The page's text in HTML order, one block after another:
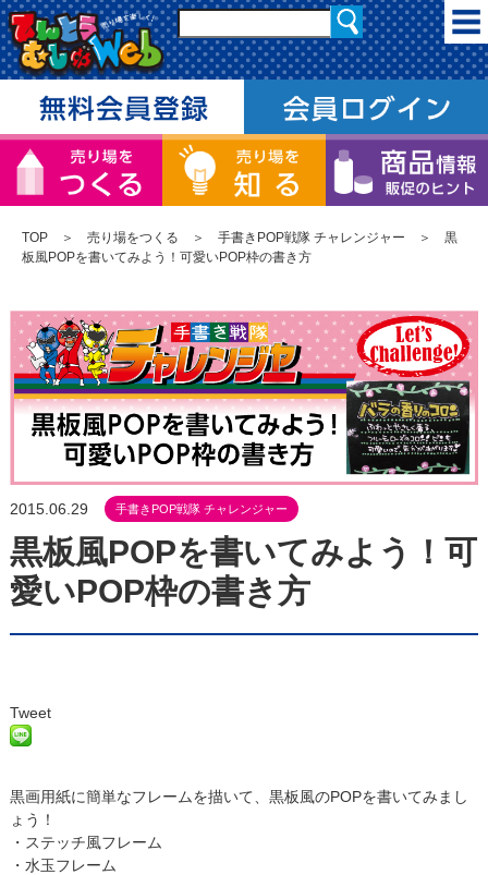
TOP ＞ 売り場をつくる ＞ 手書きPOP戦隊 チャレンジャー ＞ 黒
板風POPを書いてみよう！可愛いPOP枠の書き方
2015.06.29 手書きPOP戦隊 チャレンジャー
黒板風POPを書いてみよう！可
愛いPOP枠の書き方
Tweet
黒画用紙に簡単なフレームを描いて、黒板風のPOPを書いてみまし
ょう！
・ステッチ風フレーム
・水玉フレーム